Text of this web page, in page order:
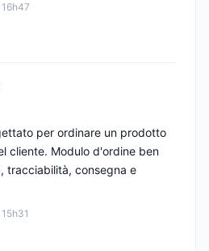
per ordinare un prodotto
cliente. Modulo d'ordine ben
tracciabilità, consegna e